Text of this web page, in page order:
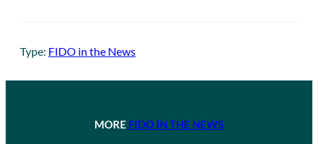
Type: FIDO in the News
MORE FIDO IN THE NEWS